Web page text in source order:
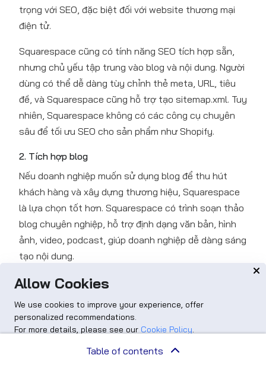
Allow Cookies
We use cookies to improve your experience, offer
personalized recommendations.
For more details, please see our Cookie Policy.
Advanced options
Accept
trọng với SEO, đặc biệt đối với website thương mại
điện tử.
Squarespace cũng có tính năng SEO tích hợp sẵn,
nhưng chủ yếu tập trung vào blog và nội dung. Người
dùng có thể dễ dàng tùy chỉnh thẻ meta, URL, tiêu
đề, và Squarespace cũng hỗ trợ tạo sitemap.xml. Tuy
nhiên, Squarespace không có các công cụ chuyên
sâu để tối ưu SEO cho sản phẩm như Shopify.
2. Tích hợp blog
Nếu doanh nghiệp muốn sử dụng blog để thu hút
khách hàng và xây dựng thương hiệu, Squarespace
là lựa chọn tốt hơn. Squarespace có trình soạn thảo
blog chuyên nghiệp, hỗ trợ định dạng văn bản, hình
ảnh, video, podcast, giúp doanh nghiệp dễ dàng sáng
tạo nội dung.
Table of contents